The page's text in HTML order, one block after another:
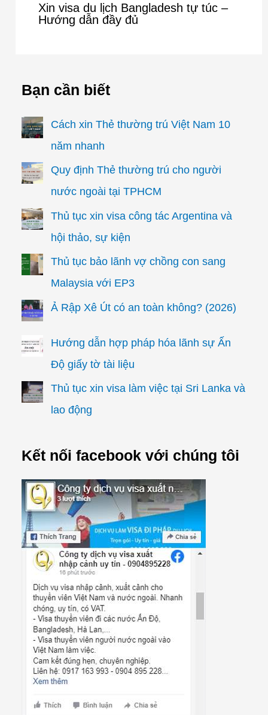
Xin visa du lịch Bangladesh tự túc –
Hướng dẫn đầy đủ
Bạn cần biết
Cách xin Thẻ thường trú Việt Nam 10
năm nhanh
Quy định Thẻ thường trú cho người
nước ngoài tại TPHCM
Thủ tục xin visa công tác Argentina và
hội thảo, sự kiện
Thủ tục bảo lãnh vợ chồng con sang
Malaysia với EP3
Ả Rập Xê Út có an toàn không? (2026)
Hướng dẫn hợp pháp hóa lãnh sự Ấn
Độ giấy tờ tài liệu
Thủ tục xin visa làm việc tại Sri Lanka và
lao động
Kết nối facebook với chúng tôi